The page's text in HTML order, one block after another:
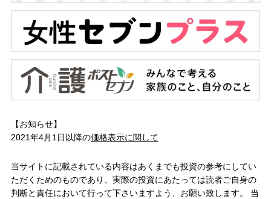
【お知らせ】
2021年4月1日以降の価格表示に関して
当サイトに記載されている内容はあくまでも投資の参考にしてい
ただくためのものであり、実際の投資にあたっては読者ご自身の
判断と責任において行って下さいますよう、お願い致します。 当